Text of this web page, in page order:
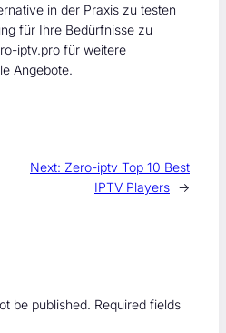
in der Praxis zu testen
für Ihre Bedürfnisse zu
iptv.pro für weitere
Angebote.
Next: Zero-iptv Top 10 Best
IPTV Players →
be published. Required fields